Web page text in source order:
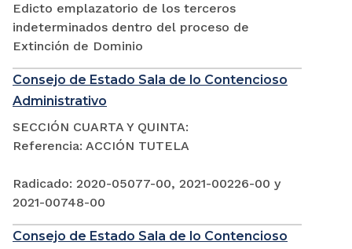
Edicto emplazatorio de los terceros
indeterminados dentro del proceso de
Extinción de Dominio
Consejo de Estado Sala de lo Contencioso
Administrativo
SECCIÓN CUARTA Y QUINTA:
Referencia: ACCIÓN TUTELA
Radicado: 2020-05077-00, 2021-00226-00 y
2021-00748-00
Consejo de Estado Sala de lo Contencioso